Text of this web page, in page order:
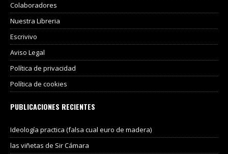
Colaboradores
Nuestra Libreria
Escrivivo
Aviso Legal
Política de privacidad
Política de cookies
PUBLICACIONES RECIENTES
Ideología practica (falsa cual euro de madera)
las viñetas de Sir Cámara